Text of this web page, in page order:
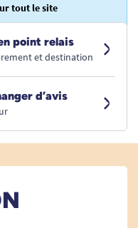
tout le site
point relais
et destination
d’avis